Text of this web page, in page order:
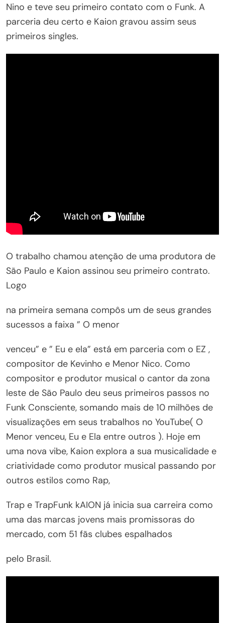
Nino e teve seu primeiro contato com o Funk. A
parceria deu certo e Kaion gravou assim seus
primeiros singles.
O trabalho chamou atenção de uma produtora de
São Paulo e Kaion assinou seu primeiro contrato.
Logo
na primeira semana compôs um de seus grandes
sucessos a faixa ” O menor
venceu” e ” Eu e ela” está em parceria com o EZ ,
compositor de Kevinho e Menor Nico. Como
compositor e produtor musical o cantor da zona
leste de São Paulo deu seus primeiros passos no
Funk Consciente, somando mais de 10 milhões de
visualizações em seus trabalhos no YouTube( O
Menor venceu, Eu e Ela entre outros ). Hoje em
uma nova vibe, Kaion explora a sua musicalidade e
criatividade como produtor musical passando por
outros estilos como Rap,
Trap e TrapFunk kAION já inicia sua carreira como
uma das marcas jovens mais promissoras do
mercado, com 51 fãs clubes espalhados
pelo Brasil.